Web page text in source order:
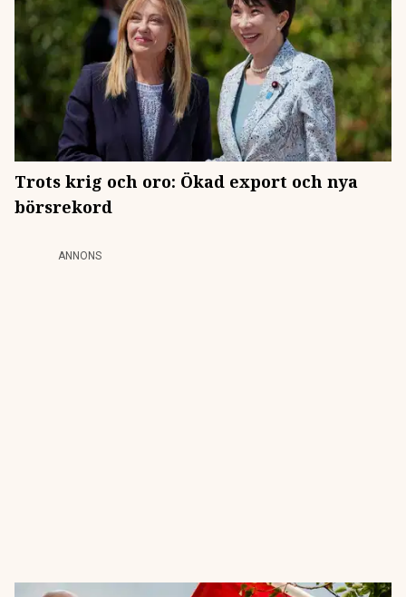
Trots krig och oro: Ökad export och nya
börsrekord
ANNONS